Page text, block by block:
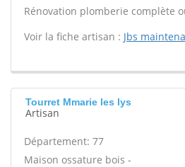
Rénovation plomberie complète
Voir la fiche artisan : Jbs
Tourret Mmarie les lys
Artisan
Département: 77
Maison ossature bois -